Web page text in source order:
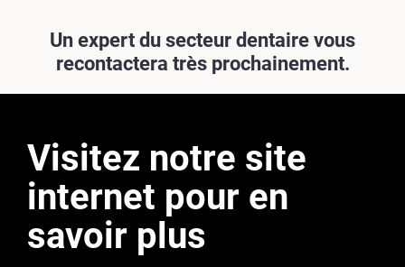
Un expert du secteur dentaire vous
recontactera très prochainement.
Visitez notre site
internet pour en
savoir plus